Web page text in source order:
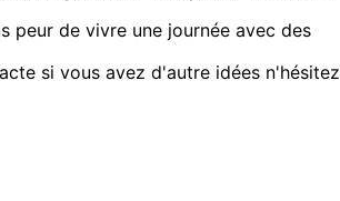
peur de vivre une journée avec des
si vous avez d'autre idées n'hésitez